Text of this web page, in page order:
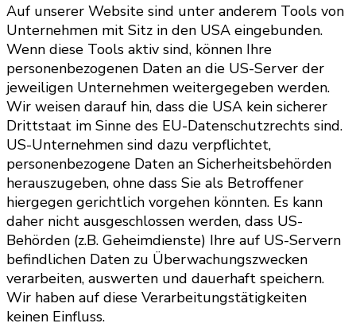
Auf unserer Website sind unter anderem Tools von
Unternehmen mit Sitz in den USA eingebunden.
Wenn diese Tools aktiv sind, können Ihre
personenbezogenen Daten an die US-Server der
jeweiligen Unternehmen weitergegeben werden.
Wir weisen darauf hin, dass die USA kein sicherer
Drittstaat im Sinne des EU-Datenschutzrechts sind.
US-Unternehmen sind dazu verpflichtet,
personenbezogene Daten an Sicherheitsbehörden
herauszugeben, ohne dass Sie als Betroffener
hiergegen gerichtlich vorgehen könnten. Es kann
daher nicht ausgeschlossen werden, dass US-
Behörden (z.B. Geheimdienste) Ihre auf US-Servern
befindlichen Daten zu Überwachungszwecken
verarbeiten, auswerten und dauerhaft speichern.
Wir haben auf diese Verarbeitungstätigkeiten
keinen Einfluss.